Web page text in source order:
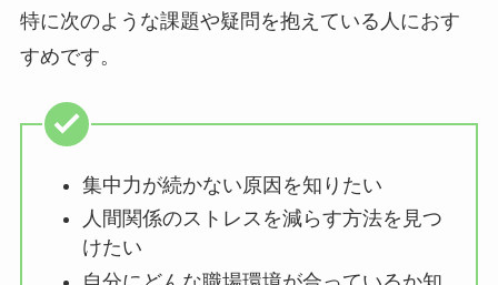
特に次のような課題や疑問を抱えている人におす
すめです。
集中力が続かない原因を知りたい
人間関係のストレスを減らす方法を見つ
けたい